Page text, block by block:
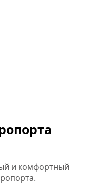
и комфортный